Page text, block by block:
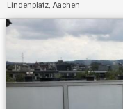
Lindenplatz, Aachen